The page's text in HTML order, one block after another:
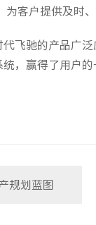
客户提供及时、
飞驰的产品广
，赢得了用户
规划蓝图